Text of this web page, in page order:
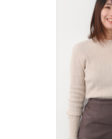
広告商品のご案内
ソーシャルアカウント